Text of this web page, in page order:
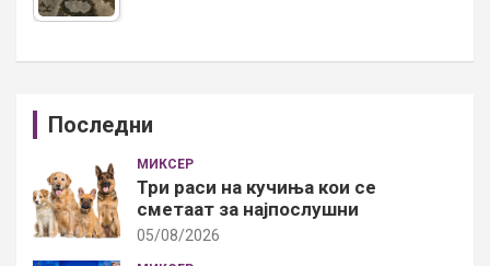
Последни
МИКСЕР
Три раси на кучиња кои се
сметаат за најпослушни
05/08/2026